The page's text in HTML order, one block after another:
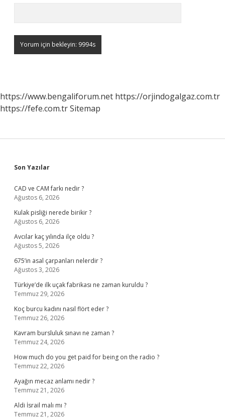
https://www.bengaliforum.net https://orjindogalgaz.com.tr
https://fefe.com.trSitemap
Sidebar
Son Yazılar
CAD ve CAM farkı nedir ?
Ağustos 6, 2026
Kulak pisliği nerede birikir ?
Ağustos 6, 2026
Avcılar kaç yılında ilçe oldu ?
Ağustos 5, 2026
675’in asal çarpanları nelerdir ?
Ağustos 3, 2026
Türkiye’de ilk uçak fabrikası ne zaman kuruldu ?
Temmuz 29, 2026
Koç burcu kadını nasıl flört eder ?
Temmuz 26, 2026
Kavram bursluluk sınavı ne zaman ?
Temmuz 24, 2026
How much do you get paid for being on the radio ?
Temmuz 22, 2026
Ayağın mecaz anlamı nedir ?
Temmuz 21, 2026
Aldi İsrail malı mı ?
Temmuz 21, 2026